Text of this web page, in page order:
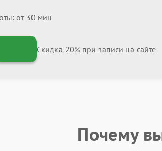
от 30 мин
Скидка 20% при записи на сайте
Почему